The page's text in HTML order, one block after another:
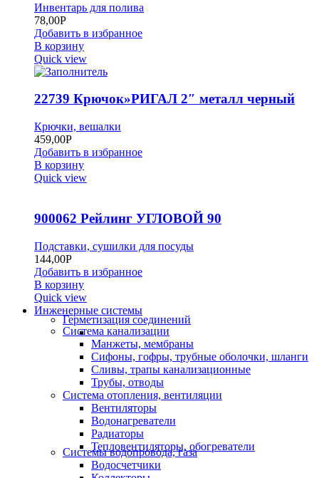
Инвентарь для полива
78,00Р
Добавить в избранное
В корзину
Quick view
22739 Крючок»РИГАЛ 2″ металл черный
Крючки, вешалки
459,00Р
Добавить в избранное
В корзину
Quick view
900062 Рейлинг УГЛОВОЙ 90
Подставки, сушилки для посуды
144,00Р
Добавить в избранное
В корзину
Quick view
Инженерные системы
Герметизация соединений
Система канализации
Манжеты, мембраны
Сифоны, гофры, трубные оболочки, шланги
Сливы, трапы канализационные
Трубы, отводы
Система отопления, вентиляции
Вентиляторы
Водонагреватели
Радиаторы
Тепловентиляторы, обогреватели
Системы водопровода, газа
Водосчетчики